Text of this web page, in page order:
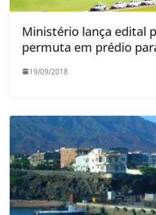
Ministério lança edital
permuta em prédio
19/09/2018